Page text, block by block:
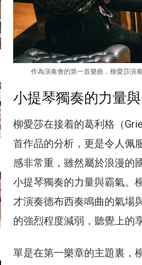
作為演奏會的第一首樂曲，柳愛莎演
小提琴獨奏的力量
柳愛莎在接着的葛利格（
首作品的分析，更是令人佩
感非常重，雖然屬於浪漫的
小提琴獨奏的力量與霸氣。
才演奏德布西奏鳴曲的氣場
的強烈程度減弱，聽覺上的
單是在第一樂章的主題裏，